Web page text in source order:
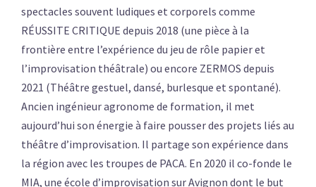
spectacles souvent ludiques et corporels comme
RÉUSSITE CRITIQUE depuis 2018 (une pièce à la
frontière entre l’expérience du jeu de rôle papier et
l’improvisation théâtrale) ou encore ZERMOS depuis
2021 (Théâtre gestuel, dansé, burlesque et spontané).
Ancien ingénieur agronome de formation, il met
aujourd’hui son énergie à faire pousser des projets liés au
théâtre d’improvisation. Il partage son expérience dans
la région avec les troupes de PACA. En 2020 il co-fonde le
MIA, une école d’improvisation sur Avignon dont le but